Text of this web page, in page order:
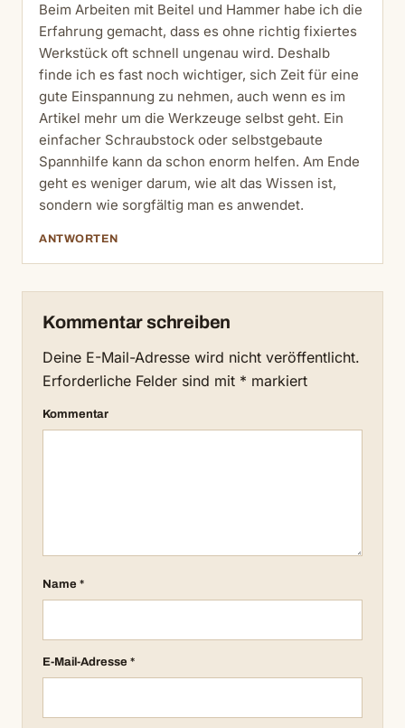
Beim Arbeiten mit Beitel und Hammer habe ich die
Erfahrung gemacht, dass es ohne richtig fixiertes
Werkstück oft schnell ungenau wird. Deshalb
finde ich es fast noch wichtiger, sich Zeit für eine
gute Einspannung zu nehmen, auch wenn es im
Artikel mehr um die Werkzeuge selbst geht. Ein
einfacher Schraubstock oder selbstgebaute
Spannhilfe kann da schon enorm helfen. Am Ende
geht es weniger darum, wie alt das Wissen ist,
sondern wie sorgfältig man es anwendet.
ANTWORTEN
Kommentar schreiben
Deine E-Mail-Adresse wird nicht veröffentlicht.
Erforderliche Felder sind mit * markiert
Kommentar
Name *
E-Mail-Adresse *